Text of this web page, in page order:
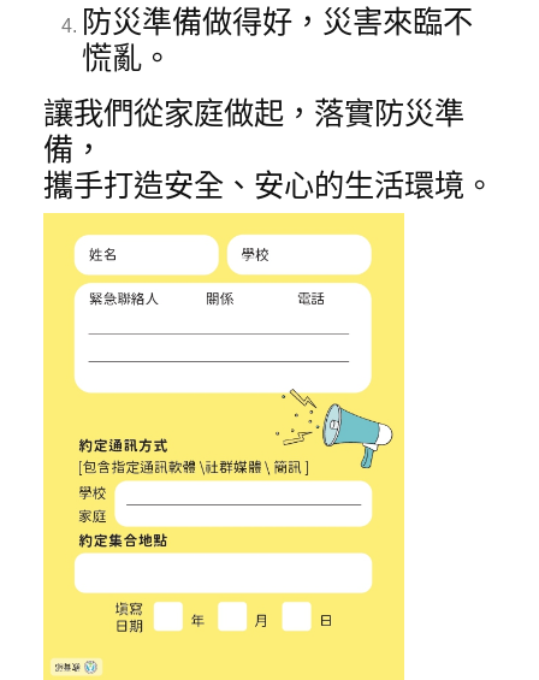
防災準備做得好，災害來臨不
慌亂。
讓我們從家庭做起，落實防災準
備，
攜手打造安全、安心的生活環境。